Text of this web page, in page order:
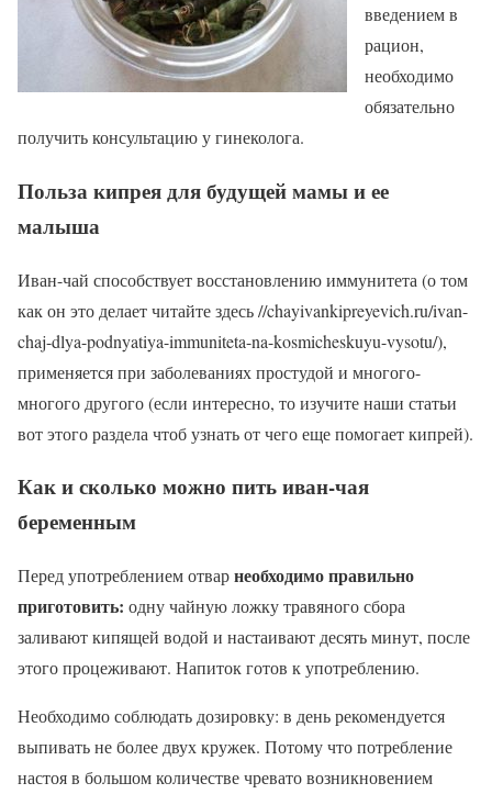
введением в
рацион,
необходимо
обязательно
получить консультацию у гинеколога.
Польза кипрея для будущей мамы и ее
малыша
Иван-чай способствует восстановлению иммунитета (о том
как он это делает читайте здесь //chayivankipreyevich.ru/ivan-
chaj-dlya-podnyatiya-immuniteta-na-kosmicheskuyu-vysotu/),
применяется при заболеваниях простудой и многого-
многого другого (если интересно, то изучите наши статьи
вот этого раздела чтоб узнать от чего еще помогает кипрей).
Как и сколько можно пить иван-чая
беременным
Перед употреблением отварнеобходимо правильно
приготовить: одну чайную ложку травяного сбора
заливают кипящей водой и настаивают десять минут, после
этого процеживают. Напиток готов к употреблению.
Необходимо соблюдать дозировку: в день рекомендуется
выпивать не более двух кружек. Потому что потребление
настоя в большом количестве чревато возникновением